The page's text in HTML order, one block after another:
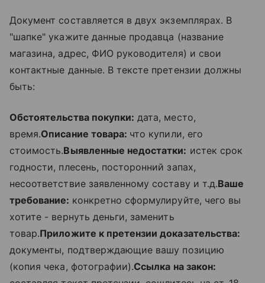
Документ составляется в двух экземплярах. В
"шапке" укажите данные продавца (название
магазина, адрес, ФИО руководителя) и свои
контактные данные. В тексте претензии должны
быть:
Обстоятельства покупки: дата, место,
время.Описание товара: что купили, его
стоимость.Выявленные недостатки: истек срок
годности, плесень, посторонний запах,
несоответствие заявленному составу и т.д.Ваше
требование: конкретно сформулируйте, чего вы
хотите - вернуть деньги, заменить
товар.Приложите к претензии доказательства:
документы, подтверждающие вашу позицию
(копия чека, фотографии).Ссылка на закон: